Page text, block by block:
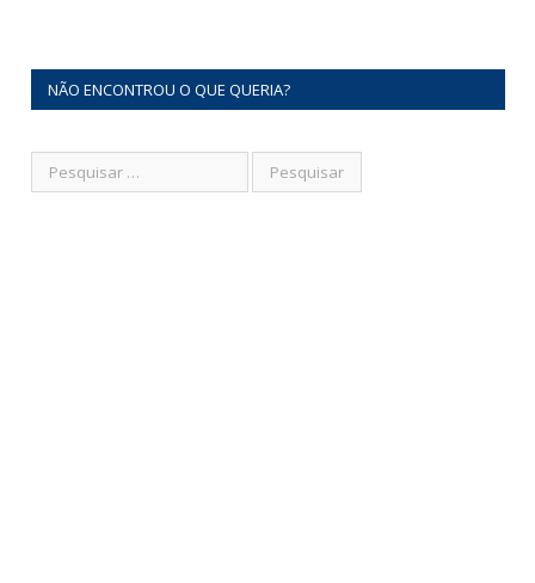
NÃO ENCONTROU O QUE QUERIA?